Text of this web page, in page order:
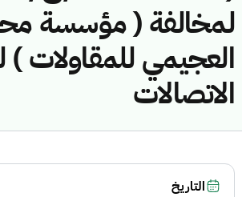
لمخالفة ( مؤسسة
العجيمي للمقاولات )
الاتصالات
التاريخ